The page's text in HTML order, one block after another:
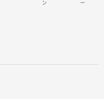
ン
ー